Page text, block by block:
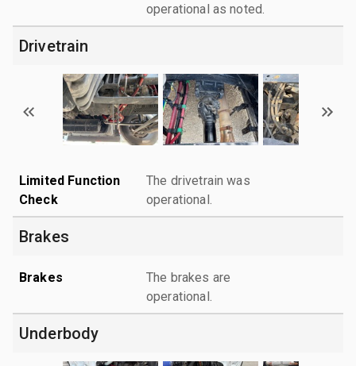
operational as noted.
Drivetrain
Limited Function
Check
The drivetrain was
operational.
Brakes
Brakes
The brakes are
operational.
Underbody